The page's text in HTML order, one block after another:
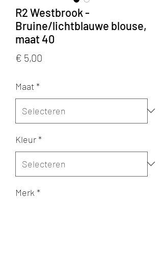
R2 Westbrook -
Bruine/lichtblauwe blouse,
maat 40
€ 5,00
Maat*
Kleur*
Merk *